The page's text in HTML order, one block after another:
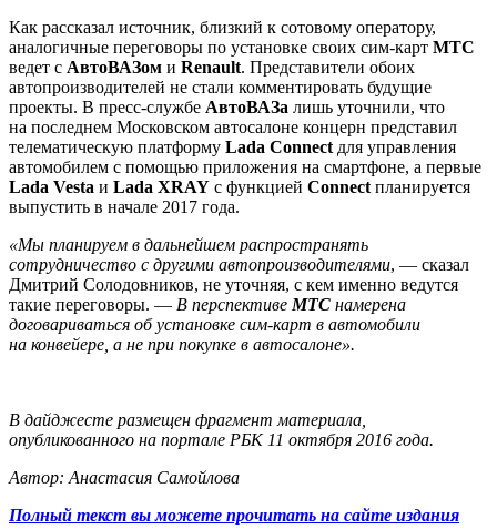
Как рассказал источник, близкий к сотовому оператору,
аналогичные переговоры по установке своих сим-карт МТС
ведет с АвтоВАЗом и Renault. Представители обоих
автопроизводителей не стали комментировать будущие
проекты. В пресс-службе АвтоВАЗа лишь уточнили, что
на последнем Московском автосалоне концерн представил
телематическую платформу Lada Connect для управления
автомобилем с помощью приложения на смартфоне, а первые
Lada Vesta и Lada XRAY с функцией Connect планируется
выпустить в начале 2017 года.
«Мы планируем в дальнейшем распространять
сотрудничество с другими автопроизводителями, — сказал
Дмитрий Солодовников, не уточняя, с кем именно ведутся
такие переговоры. — В перспективе МТС намерена
договариваться об установке сим-карт в автомобили
на конвейере, а не при покупке в автосалоне».
В дайджесте размещен фрагмент материала,
опубликованного на портале РБК 11 октября 2016 года.
Автор: Анастасия Самойлова
Полный текст вы можете прочитать на сайте издания